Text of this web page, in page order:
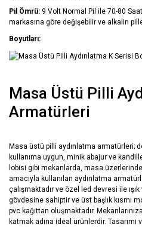
Pil Ömrü: 9 Volt Normal Pil ile 70-80
markasına göre değişebilir ve alkalin
Boyutları:
Masa Üstü Pilli
Armatürleri
Masa üstü pilli aydınlatma armatürleri;
kullanıma uygun, minik abajur ve
lobisi gibi mekanlarda, masa
amacıyla kullanılan aydınlatma
çalışmaktadır ve özel led devresi ile
gövdesine sahiptir ve üst başlık kısmı
pvc kağıttan oluşmaktadır.
katmak adına ideal ürünlerdir. Tasarımı